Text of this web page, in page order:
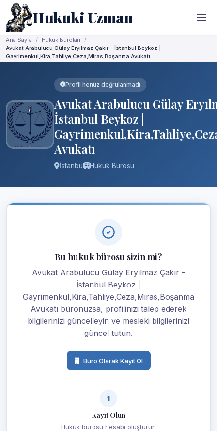
Hukuki Uzman
Ana Sayfa
Hukuk Büroları
Avukat Arabulucu Gülay Eryılmaz Çakır - İstanbul Beykoz |
Gayrimenkul,Kira,Tahliye,Ceza,Miras,Boşanma Avukatı
Profil henüz doğrulanmadı
Avukat Arabulucu Gülay
İstanbul Beykoz |
Avukatı
İstanbul Hukuk Bürosu
Bu hukuk bürosu sizin mi?
Avukat Arabulucu Gülay Eryılmaz Çakır -
İstanbul Beykoz |
Gayrimenkul,Kira,Tahliye,Ceza,Miras,Boşanma
Avukatı büronuzsa, profilinizi talep ederek
bilgilerinizi güncelleyin ve mesleki bilgilerinizi
güncel tutun.
Büro Olarak Kayıt Ol
1
Kayıt Olun
Hukuk bürosu hesabı oluşturun